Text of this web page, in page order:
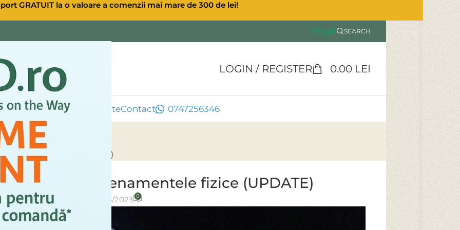
GRATUIT la o valoare a comenzii mai mare de 300 de lei!
Blog SEARCH
LOGIN / REGISTER 0.00 LEI
CBDExtra CBD OferteContact 0747256346
fizice (UPDATE)
și după antrenamentele fizice (UPDATE)
by Ulei CBD On 24/03/2023 0